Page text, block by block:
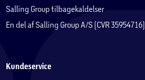
Salling Group tilbagekaldelser
En del af Salling Group A/S (CVR 35954716)
Kundeservice